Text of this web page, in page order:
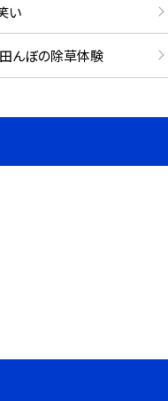
い
んぼの除草体験